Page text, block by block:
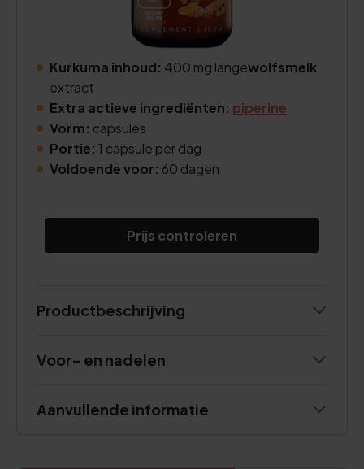
Kurkuma inhoud: 400 mg langewolfsmelk
extract
Extra actieve ingrediënten: piperine
Vorm: capsules
Portie: 1 capsule per dag
Voldoende voor: 60 dagen
Prijs controleren
Productbeschrijving
Voor- en nadelen
Aanvullende informatie